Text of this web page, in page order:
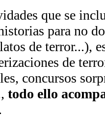
que se
para no
de terror...),
de
concursos
todo ello